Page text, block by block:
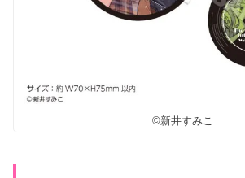
©新井すみこ